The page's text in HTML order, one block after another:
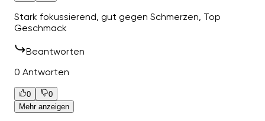
Stark fokussierend, gut gegen Schmerzen, Top
Geschmack
Beantworten
0 Antworten
0
0
Mehr anzeigen